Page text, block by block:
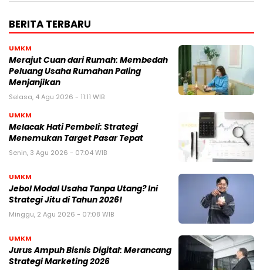
BERITA TERBARU
UMKM
Merajut Cuan dari Rumah: Membedah
Peluang Usaha Rumahan Paling
Menjanjikan
Selasa, 4 Agu 2026 - 11:11 WIB
UMKM
Melacak Hati Pembeli: Strategi
Menemukan Target Pasar Tepat
Senin, 3 Agu 2026 - 07:04 WIB
UMKM
Jebol Modal Usaha Tanpa Utang? Ini
Strategi Jitu di Tahun 2026!
Minggu, 2 Agu 2026 - 07:08 WIB
UMKM
Jurus Ampuh Bisnis Digital: Merancang
Strategi Marketing 2026